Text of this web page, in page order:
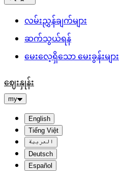
လမ်းညွှန်ချက်များ
ဆက်သွယ်ရန်
မေးလေ့ရှိသော မေးခွန်းများ
ဈေးနှုန်း
my
English
Tiếng Việt
العربية
Deutsch
Español